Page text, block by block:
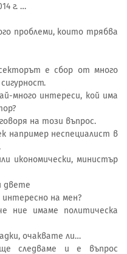
г. …
проблеми, които трябва
е сбор от много
много интереси, кой има
на този въпрос.
например неспециалист в
икономически, министър
двете
на мен?
ние имаме политическа
очаквате ли…
следваме и е въпрос